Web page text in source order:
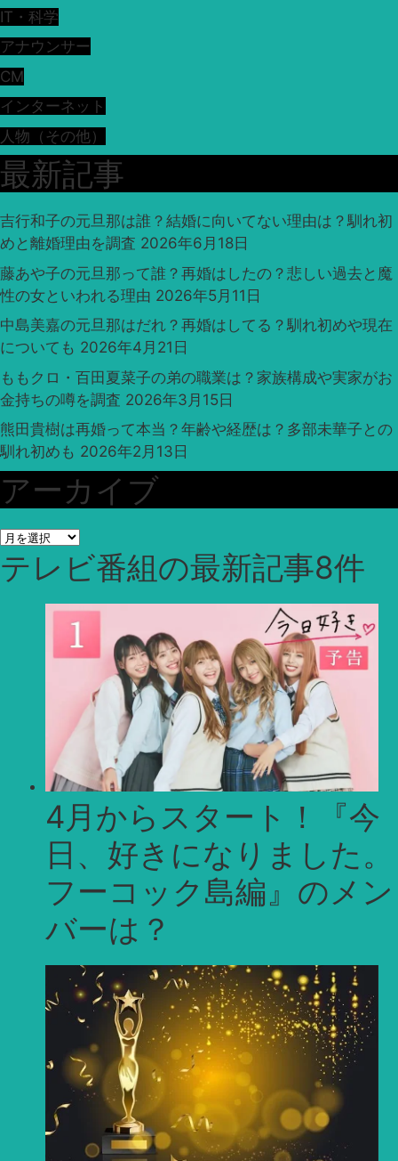
IT・科学
アナウンサー
CM
インターネット
人物（その他）
最新記事
吉行和子の元旦那は誰？結婚に向いてない理由は？馴れ初
めと離婚理由を調査 2026年6月18日
藤あや子の元旦那って誰？再婚はしたの？悲しい過去と魔
性の女といわれる理由 2026年5月11日
中島美嘉の元旦那はだれ？再婚はしてる？馴れ初めや現在
についても 2026年4月21日
ももクロ・百田夏菜子の弟の職業は？家族構成や実家がお
金持ちの噂を調査 2026年3月15日
熊田貴樹は再婚って本当？年齢や経歴は？多部未華子との
馴れ初めも 2026年2月13日
アーカイブ
ア
ー
カ
テレビ番組の最新記事8件
4月からスタート！『今
日、好きになりました。
フーコック島編』のメン
バーは？